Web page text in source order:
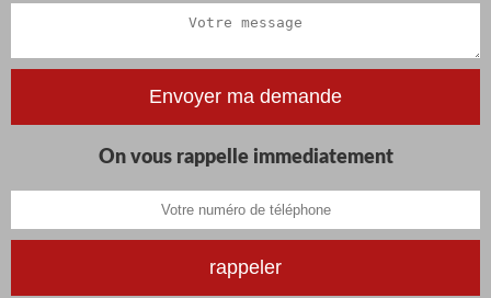
On vous rappelle immediatement